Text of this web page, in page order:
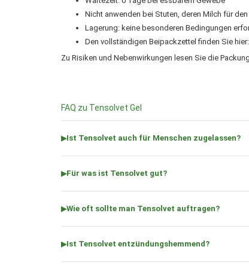
Nicht anwenden bei Stuten, deren Milch für
Lagerung: keine besonderen Bedingungen
Den vollständigen Beipackzettel finden Sie hier:
Zu Risiken und Nebenwirkungen lesen Sie die
FAQ zu Tensolvet Gel
Ist Tensolvet auch für Menschen zugelassen?
Für was ist Tensolvet gut?
Wie oft sollte man Tensolvet auftragen?
Ist Tensolvet entzündungshemmend?